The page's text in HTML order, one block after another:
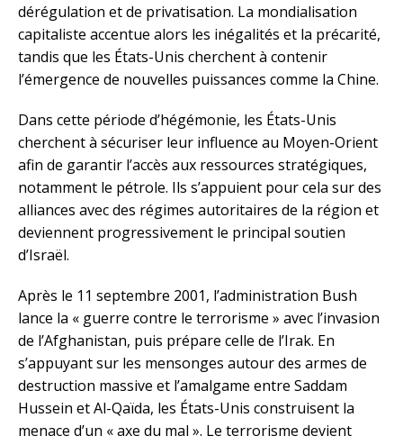
dérégulation et de privatisation. La mondialisation
capitaliste accentue alors les inégalités et la précarité,
tandis que les États-Unis cherchent à contenir
l’émergence de nouvelles puissances comme la Chine.
Dans cette période d’hégémonie, les États-Unis
cherchent à sécuriser leur influence au Moyen-Orient
afin de garantir l’accès aux ressources stratégiques,
notamment le pétrole. Ils s’appuient pour cela sur des
alliances avec des régimes autoritaires de la région et
deviennent progressivement le principal soutien
d’Israël.
Après le 11 septembre 2001, l’administration Bush
lance la « guerre contre le terrorisme » avec l’invasion
de l’Afghanistan, puis prépare celle de l’Irak. En
s’appuyant sur les mensonges autour des armes de
destruction massive et l’amalgame entre Saddam
Hussein et Al-Qaïda, les États-Unis construisent la
menace d’un « axe du mal ». Le terrorisme devient